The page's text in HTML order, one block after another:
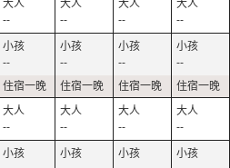
--
--
--
--
--
--
--
--
--
--
--
--